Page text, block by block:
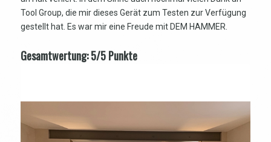
Tool Group, die mir dieses Gerät zum Testen zur Verfügung
gestellt hat. Es war mir eine Freude mit DEM HAMMER.
Gesamtwertung: 5/5 Punkte